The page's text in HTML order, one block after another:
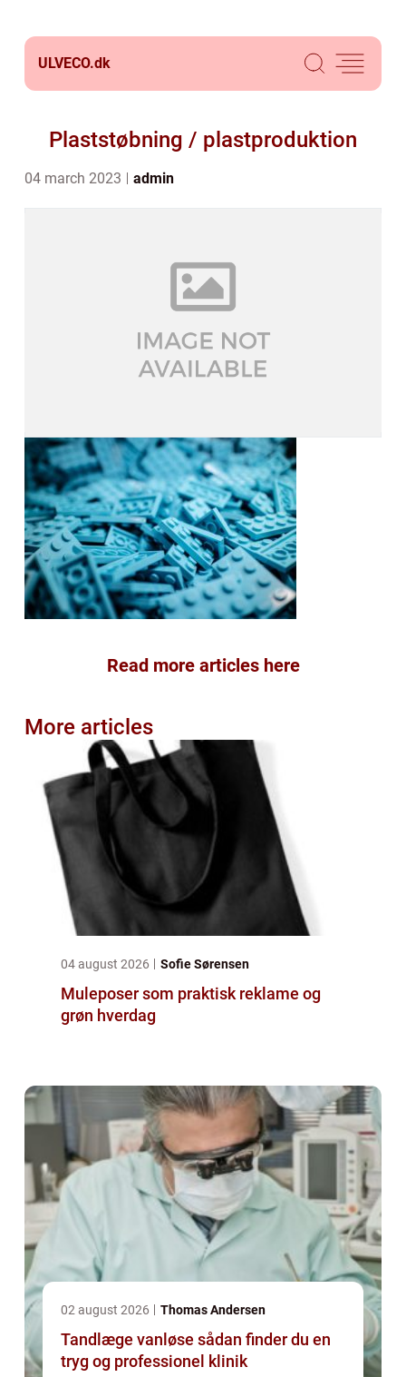
ULVECO.dk
Plaststøbning / plastproduktion
04 march 2023 admin
Read more articles here
More articles
04 august 2026 Sofie Sørensen
Muleposer som praktisk reklame og
grøn hverdag
02 august 2026 Thomas Andersen
Tandlæge vanløse sådan finder du en
tryg og professionel klinik